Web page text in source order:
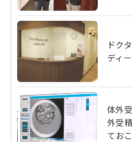
ドク
ディ
体外
外受
てお